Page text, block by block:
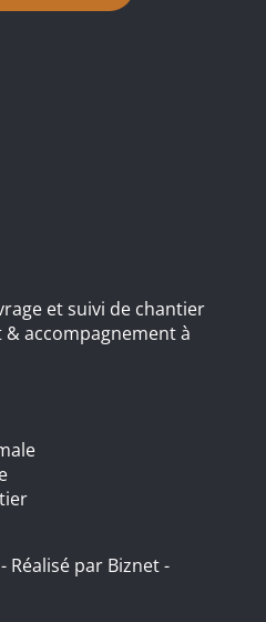
et suivi de chantier
& accompagnement à
Réalisé par Biznet-